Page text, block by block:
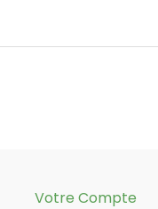
Votre Compte